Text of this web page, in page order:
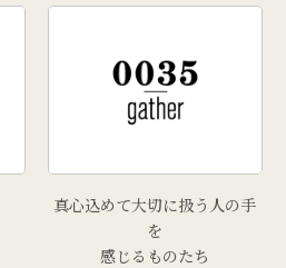
真心込めて大切に扱う人の手
を
感じるものたち